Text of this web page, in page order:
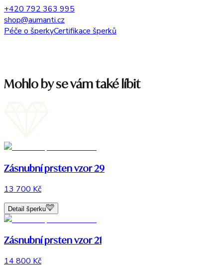
+420 792 363 995
shop@aumanti.cz
Péče o šperkyCertifikace šperků
Mohlo by se vám také líbit
Zásnubní prsten vzor 29
13 700 Kč
Detail šperku
Zásnubní prsten vzor 21
14 800 Kč